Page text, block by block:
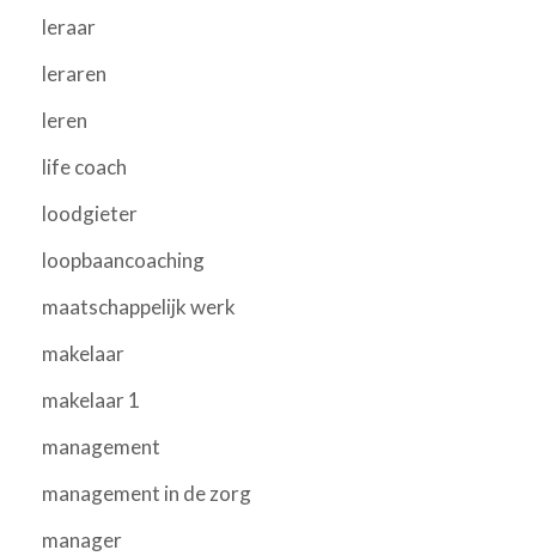
leraar
leraren
leren
life coach
loodgieter
loopbaancoaching
maatschappelijk werk
makelaar
makelaar 1
management
management in de zorg
manager